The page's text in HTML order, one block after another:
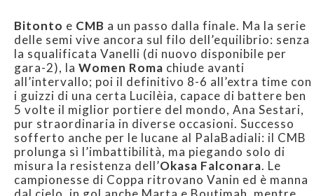
Bitonto e CMB a un passo dalla finale. Ma la serie
delle semi vive ancora sul filo dell’equilibrio: senza
la squalificata Vanelli (di nuovo disponibile per
gara-2), la Women Roma chiude avanti
all’intervallo; poi il definitivo 8-6 all’extra time con
i guizzi di una certa Lucilèia, capace di battere ben
5 volte il miglior portiere del mondo, Ana Sestari,
pur straordinaria in diverse occasioni. Successo
sofferto anche per le lucane al PalaBadiali: il CMB
prolunga sì l’imbattibilità, ma piegando solo di
misura la resistenza dell’Okasa Falconara. Le
campionesse di Coppa ritrovano Vanin ed è manna